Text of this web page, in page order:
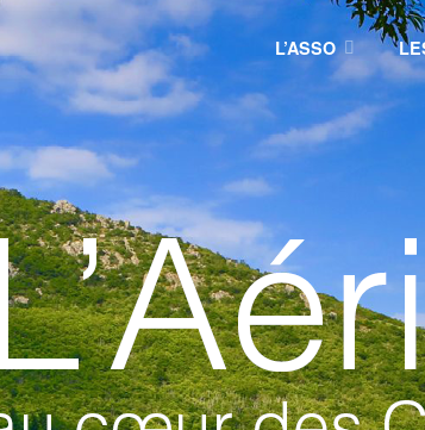
L’ASSO